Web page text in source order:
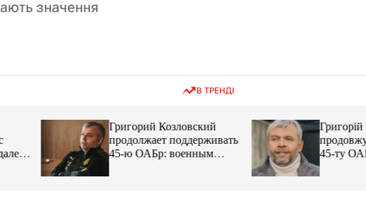
значення
В ТРЕНДІ
Григорий Козловский
продолжает поддерживать
45-ю ОАБр: военным
передали электробайки
Григорій
продовжує
45-ту ОАБр:
передали